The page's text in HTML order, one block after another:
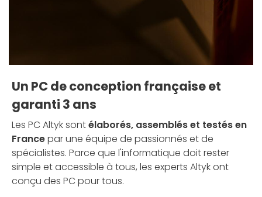
Un PC de conception française et
garanti 3 ans
Les PC Altyk sontélaborés, assemblés et testés en
Francepar une équipe de passionnés et de
spécialistes. Parce que l'informatique doit rester
simple et accessible à tous, les experts Altyk ont
conçu des PC pour tous.